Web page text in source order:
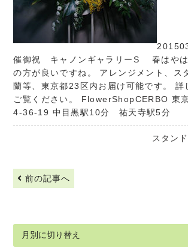
催御祝 キャノンギャラリーS 春はやは
の方が良いですね。 アレンジメント、ス
蘭等、東京都23区内お届け可能です。 詳
ご覧ください。 FlowerShopCERBO 東
4-36-19 中目黒駅10分 祐天寺駅5分
スタン
前の記事へ